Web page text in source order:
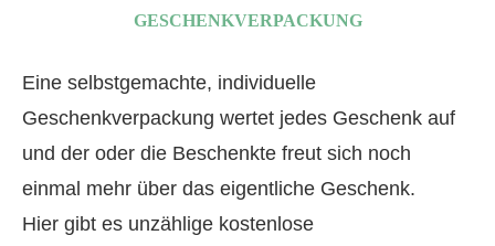
GESCHENKVERPACKUNG
Eine selbstgemachte, individuelle
Geschenkverpackung wertet jedes Geschenk auf
und der oder die Beschenkte freut sich noch
einmal mehr über das eigentliche Geschenk.
Hier gibt es unzählige kostenlose